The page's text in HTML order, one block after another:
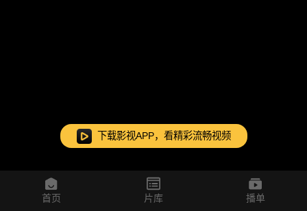
下载影视APP，看精彩流畅视频
首页 片库 播单